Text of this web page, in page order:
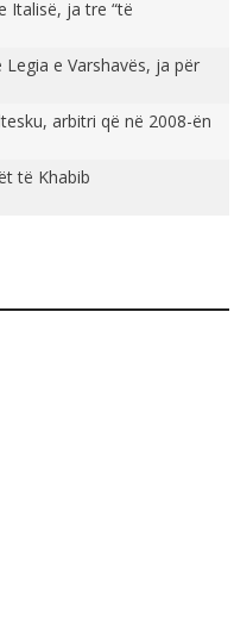
Italisë, ja tre “të
e Varshavës, ja për
arbitri që në 2008-ën
të Khabib